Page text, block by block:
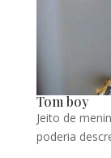
Tom boy
Jeito de
poderia